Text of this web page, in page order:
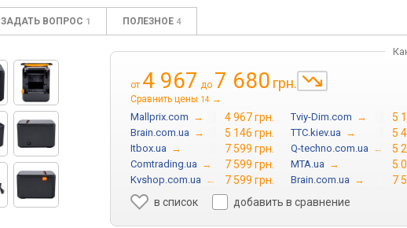
ЗАДАТЬ ВОПРОС 1 ПОЛЕЗНОЕ 4
от 4 967 до 7 680 грн.
Сравнить цены 14 →
Mallprix.com → 4 967 грн. Tviy-Dim.com → 5
Brain.com.ua → 5 146 грн. TTC.kiev.ua → 5
Itbox.ua → 7 599 грн. Q-techno.com.ua → 5
Comtrading.ua → 7 599 грн. MTA.ua → 5
Kvshop.com.ua → 7 599 грн. Brain.com.ua →
7
в список
добавить в сравнение